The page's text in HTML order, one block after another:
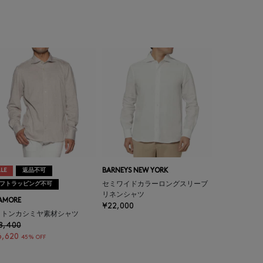
返品不可
トラッピング不可
ンカシミヤ素材シャツ
45% OFF
BARNEYS NEW YORK
セミワイドカラーロングスリーブ
リネンシャツ
¥22,000